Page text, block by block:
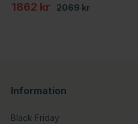
1862 kr 2069 kr
Information
Black Friday